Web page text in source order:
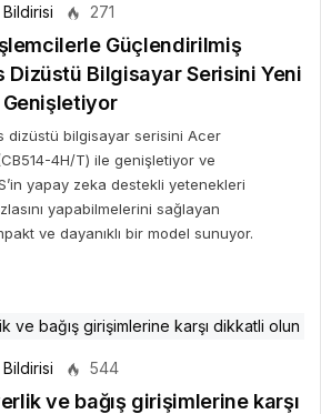
Bildirisi 271
Güçlendirilmiş
Dizüstü Bilgisayar Serisini Yeni
dizüstü bilgisayar serisini Acer
4H/T) ile genişletiyor ve
yapay zeka destekli yetenekleri
yapabilmelerini sağlayan
ve dayanıklı bir model sunuyor.
Bildirisi 544
ve bağış girişimlerine karşı